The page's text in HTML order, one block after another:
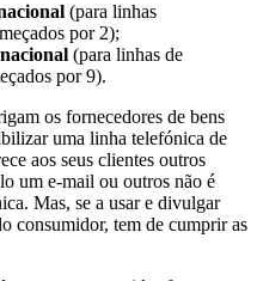
(para linhas
por 2);
(para linhas de
por 9).
os fornecedores de bens
uma linha telefónica de
aos seus clientes outros
um e-mail ou outros não é
Mas, se a usar e divulgar
consumidor, tem de cumprir as